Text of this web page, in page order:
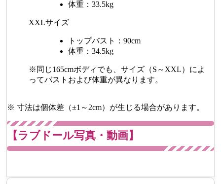
体重：33.5kg
XXLサイズ
トップバスト：90cm
体重：34.5kg
※同じ165cmボディでも、サイズ（S～XXL）によ
ってバストおよび体重が異なります。
※ 寸法は個体差（±1～2cm）が生じる場合があります。
【ラブドール写真・動画】